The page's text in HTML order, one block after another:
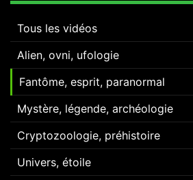
Tous les vidéos
Alien, ovni, ufologie
Fantôme, esprit, paranormal
Mystère, légende, archéologie
Cryptozoologie, préhistoire
Univers, étoile